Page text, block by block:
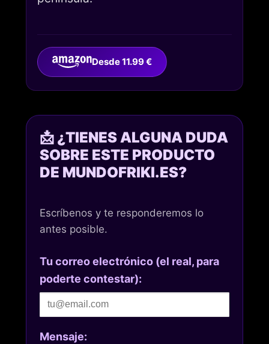
Desde 11.99 €
📩 ¿TIENES ALGUNA DUDA
SOBRE ESTE PRODUCTO
DE MUNDOFRIKI.ES?
Escríbenos y te responderemos lo
antes posible.
Tu correo electrónico (el real, para
poderte contestar):
Mensaje: